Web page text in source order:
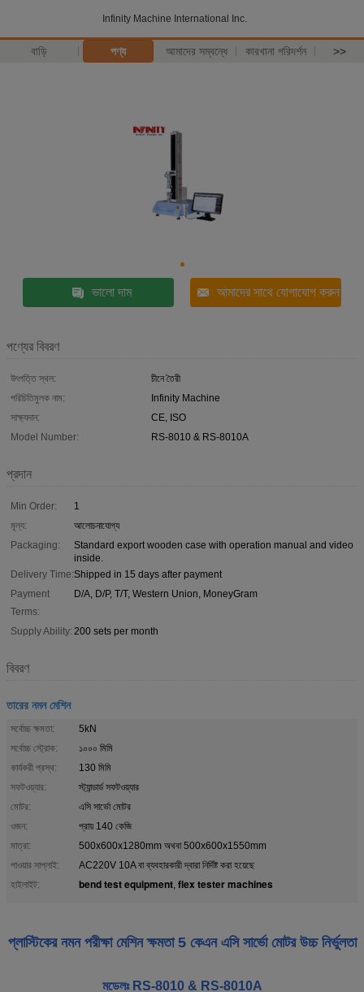
Infinity Machine International Inc.
বাড়ি পণ্য আমাদের সম্বন্ধে কারখানা পরিদর্শন >>
ভালো দাম আমাদের সাথে যোগাযোগ করুন
পণ্যের বিবরণ
উৎপত্তি স্থল:
চীনে তৈরী
পরিচিতিমুলক নাম:
Infinity Machine
সাক্ষ্যদান:
CE, ISO
Model Number:
RS-8010 & RS-8010A
প্রদান
Min Order:
1
মূল্য:
আলোচনাযোগ্য
Packaging:
Standard export wooden case with operation manual and video
inside.
Delivery Time:Shipped in 15 days after payment
Payment
Terms:
D/A, D/P, T/T, Western Union, MoneyGram
Supply Ability: 200 sets per month
বিবরণ
তারের নমন মেশিন
সর্বোচ্চ ক্ষমতা:
5kN
সর্বোচ্চ স্ট্রোক:
১০০০ মিমি
কার্যকরী প্রস্থ:
130 মিমি
সফটওয়্যার:
স্ট্যান্ডার্ড সফটওয়্যার
মোটর:
এসি সার্ভো মোটর
ওজন:
প্রায় 140 কেজি
মাত্রা:
500x600x1280mm অথবা 500x600x1550mm
পাওয়ার সাপ্লাই:
AC220V 10A বা ব্যবহারকারী দ্বারা নির্দিষ্ট করা হয়েছে
হাইলাইট:
bend test equipment, flex tester machines
প্লাস্টিকের নমন পরীক্ষা মেশিন ক্ষমতা 5 কেএন এসি সার্ভো মোটর উচ্চ নির্ভুলতা
মডেলঃ RS-8010 & RS-8010A